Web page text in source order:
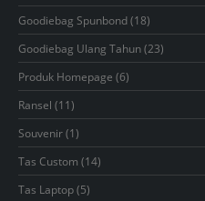
products
Goodiebag Spunbond 1818
products
Goodiebag Ulang Tahun 2323
products
Produk Homepage 66
products
Ransel 1111
products
Souvenir 11
product
Tas Custom 1414
products
Tas Laptop 55